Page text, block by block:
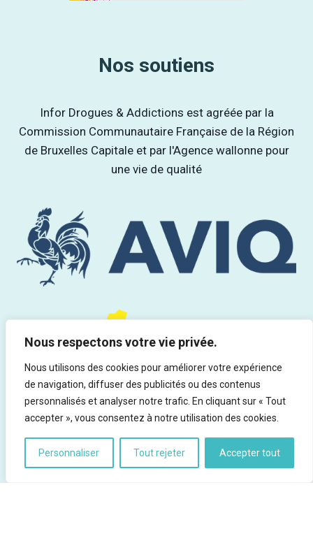
Nous respectons votre vie privée.
Nous utilisons des cookies pour améliorer votre expérience
de navigation, diffuser des publicités ou des contenus
personnalisés et analyser notre trafic. En cliquant sur « Tout
accepter », vous consentez à notre utilisation des cookies.
Personnaliser Tout rejeter Accepter tout
Nos soutiens
Infor Drogues & Addictions est agréée par la
Commission Communautaire Française de la Région
de Bruxelles Capitale et par l'Agence wallonne pour
une vie de qualité